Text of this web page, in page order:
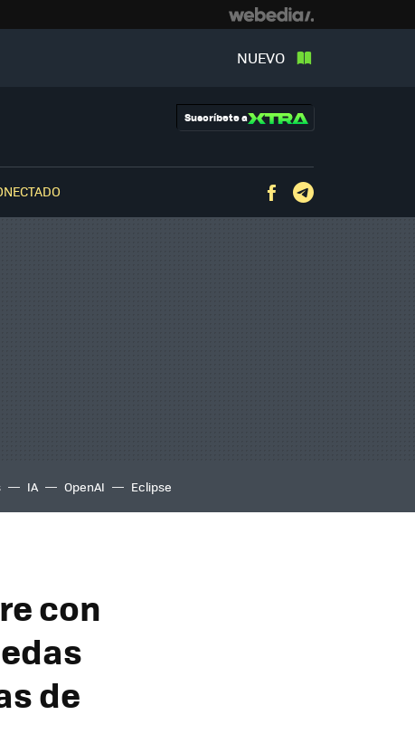
NUEVO
Suscríbete a
Facebook
IA OpenAI Eclipse
con
de